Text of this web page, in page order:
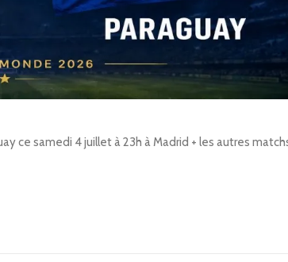
ce samedi 4 juillet à 23h à Madrid + les autres